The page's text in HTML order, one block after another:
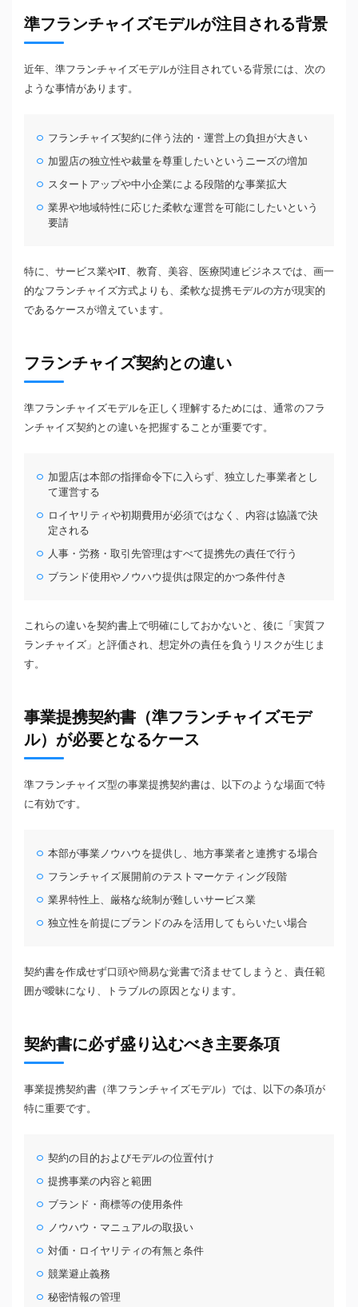
準フランチャイズモデルが注目される背景
近年、準フランチャイズモデルが注目されている背景には、次の
ような事情があります。
フランチャイズ契約に伴う法的・運営上の負担が大きい
加盟店の独立性や裁量を尊重したいというニーズの増加
スタートアップや中小企業による段階的な事業拡大
業界や地域特性に応じた柔軟な運営を可能にしたいという
要請
特に、サービス業やIT、教育、美容、医療関連ビジネスでは、画一
的なフランチャイズ方式よりも、柔軟な提携モデルの方が現実的
であるケースが増えています。
フランチャイズ契約との違い
準フランチャイズモデルを正しく理解するためには、通常のフラ
ンチャイズ契約との違いを把握することが重要です。
加盟店は本部の指揮命令下に入らず、独立した事業者とし
て運営する
ロイヤリティや初期費用が必須ではなく、内容は協議で決
定される
人事・労務・取引先管理はすべて提携先の責任で行う
ブランド使用やノウハウ提供は限定的かつ条件付き
これらの違いを契約書上で明確にしておかないと、後に「実質フ
ランチャイズ」と評価され、想定外の責任を負うリスクが生じま
す。
事業提携契約書（準フランチャイズモデ
ル）が必要となるケース
準フランチャイズ型の事業提携契約書は、以下のような場面で特
に有効です。
本部が事業ノウハウを提供し、地方事業者と連携する場合
フランチャイズ展開前のテストマーケティング段階
業界特性上、厳格な統制が難しいサービス業
独立性を前提にブランドのみを活用してもらいたい場合
契約書を作成せず口頭や簡易な覚書で済ませてしまうと、責任範
囲が曖昧になり、トラブルの原因となります。
契約書に必ず盛り込むべき主要条項
事業提携契約書（準フランチャイズモデル）では、以下の条項が
特に重要です。
契約の目的およびモデルの位置付け
提携事業の内容と範囲
ブランド・商標等の使用条件
ノウハウ・マニュアルの取扱い
対価・ロイヤリティの有無と条件
競業避止義務
秘密情報の管理